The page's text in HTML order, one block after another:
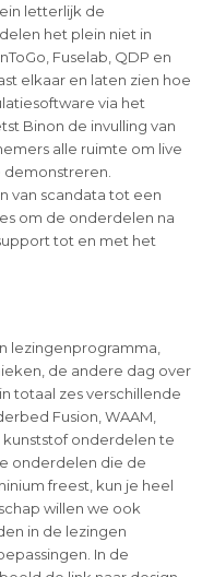
letterlijk de
het plein niet in
Fuselab, QDP en
elkaar en laten zien hoe
via het
Binon de invulling van
alle ruimte om live
van scandata tot een
om de onderdelen na
tot en met het
lezingenprogramma,
de andere dag over
totaal zes verschillende
Fusion, WAAM,
onderdelen te
onderdelen die de
freest, kun je heel
willen we ook
in de lezingen
In de